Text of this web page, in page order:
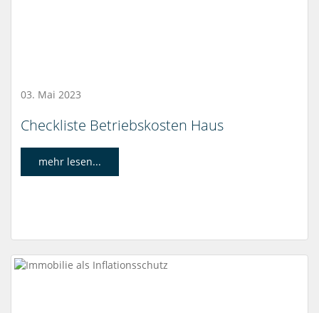
03. Mai 2023
Checkliste Betriebskosten Haus
mehr lesen...